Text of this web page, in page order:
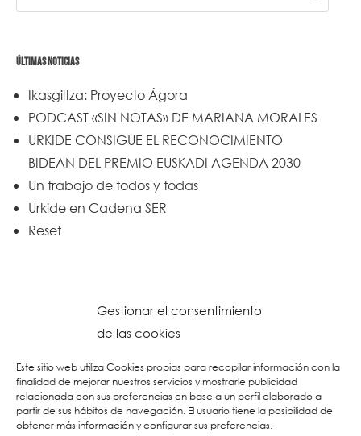
Gestionar el consentimiento
de las cookies
Este sitio web utiliza Cookies propias para recopilar información con la
finalidad de mejorar nuestros servicios y mostrarle publicidad
relacionada con sus preferencias en base a un perfil elaborado a
partir de sus hábitos de navegación. El usuario tiene la posibilidad de
obtener más información y configurar sus preferencias.
ÚLTIMAS NOTICIAS
Ikasgiltza: Proyecto Ágora
PODCAST «SIN NOTAS» DE MARIANA MORALES
URKIDE CONSIGUE EL RECONOCIMIENTO
BIDEAN DEL PREMIO EUSKADI AGENDA 2030
Un trabajo de todos y todas
Urkide en Cadena SER
Reset